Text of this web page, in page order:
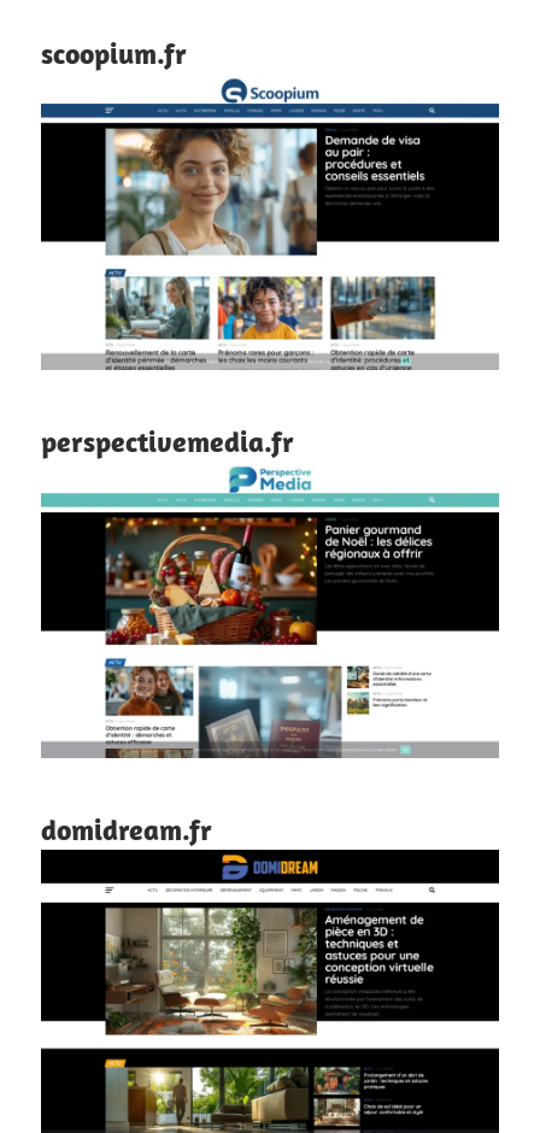
scoopium.fr
perspectivemedia.fr
domidream.fr